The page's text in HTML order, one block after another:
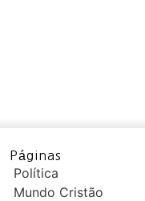
Páginas
Política
Mundo Cristão